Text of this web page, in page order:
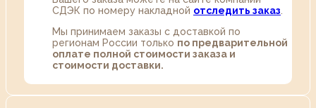
СДЭК по номеру накладной отследить заказ
Мы принимаем заказы с доставкой по
регионам России только по предварительной
оплате полной стоимости заказа и
стоимости доставки.